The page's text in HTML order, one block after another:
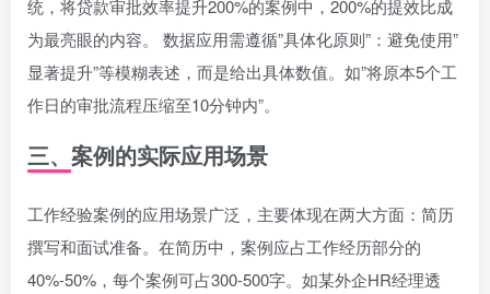
统，将贷款审批效率提升200%的案例中，200%的提效比成
为最亮眼的内容。 数据应用需遵循”具体化原则”：避免使用”
显著提升”等模糊表述，而是给出具体数值。如”将原本5个工
作日的审批流程压缩至10分钟内”。
三、案例的实际应用场景
工作经验案例的应用场景广泛，主要体现在两大方面：简历
撰写和面试准备。在简历中，案例应占工作经历部分的
40%-50%，每个案例可占300-500字。如某外企HR经理透